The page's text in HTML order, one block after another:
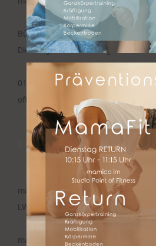
Bürozeiten
Dienstag und Donnerstag 09:30 -12:00
0151 55 98 61 27
office@mamico.de
KURSRÄUME
mamico Minden
LWL-Preußenmuseum Minden
mamico Bückeburg